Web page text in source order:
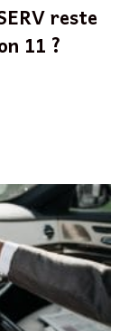
reste
11 ?